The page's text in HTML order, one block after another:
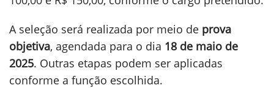
A seleção será realizada por meio de prova
objetiva, agendada para o dia 18 de maio de
2025. Outras etapas podem ser aplicadas
conforme a função escolhida.